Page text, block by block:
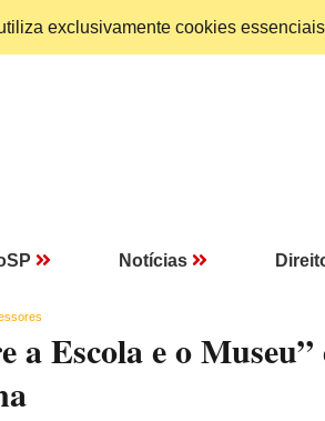
exclusivamente cookies
Notícias
a Escola e o